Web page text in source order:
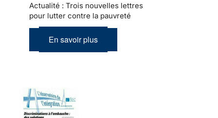
Actualité : Trois nouvelles lettres
pour lutter contre la pauvreté
En savoir plus